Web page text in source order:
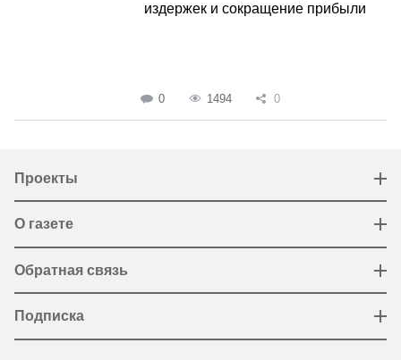
издержек и сокращение прибыли
0 1494 0
Проекты
О газете
Обратная связь
Подписка